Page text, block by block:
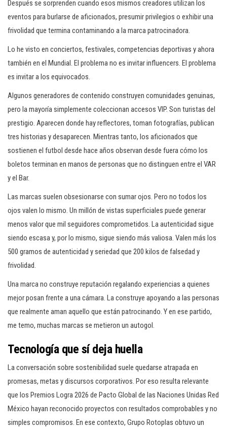
Después se sorprenden cuando esos mismos creadores utilizan los
eventos para burlarse de aficionados, presumir privilegios o exhibir una
frivolidad que termina contaminando a la marca patrocinadora.
Lo he visto en conciertos, festivales, competencias deportivas y ahora
también en el Mundial. El problema no es invitar influencers. El problema
es invitar a los equivocados.
Algunos generadores de contenido construyen comunidades genuinas,
pero la mayoría simplemente coleccionan accesos VIP. Son turistas del
prestigio. Aparecen donde hay reflectores, toman fotografías, publican
tres historias y desaparecen. Mientras tanto, los aficionados que
sostienen el futbol desde hace años observan desde fuera cómo los
boletos terminan en manos de personas que no distinguen entre el VAR
y el Bar.
Las marcas suelen obsesionarse con sumar ojos. Pero no todos los
ojos valen lo mismo. Un millón de vistas superficiales puede generar
menos valor que mil seguidores comprometidos. La autenticidad sigue
siendo escasa y, por lo mismo, sigue siendo más valiosa. Valen más los
500 gramos de autenticidad y seriedad que 200 kilos de falsedad y
frivolidad.
Una marca no construye reputación regalando experiencias a quienes
mejor posan frente a una cámara. La construye apoyando a las personas
que realmente aman aquello que están patrocinando. Y en ese partido,
me temo, muchas marcas se metieron un autogol.
Tecnología que sí deja huella
La conversación sobre sostenibilidad suele quedarse atrapada en
promesas, metas y discursos corporativos. Por eso resulta relevante
que los Premios Logra 2026 de Pacto Global de las Naciones Unidas Red
México hayan reconocido proyectos con resultados comprobables y no
simples compromisos. En ese contexto, Grupo Rotoplas obtuvo un